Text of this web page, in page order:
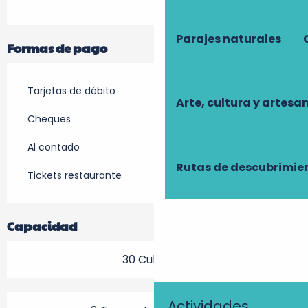
Parajes naturales
Arte, cultura y
Rutas de
Formas de pago
Tarjetas de débito
Cheques
Al contado
Tickets restaurante
Capacidad
30 Cubierto